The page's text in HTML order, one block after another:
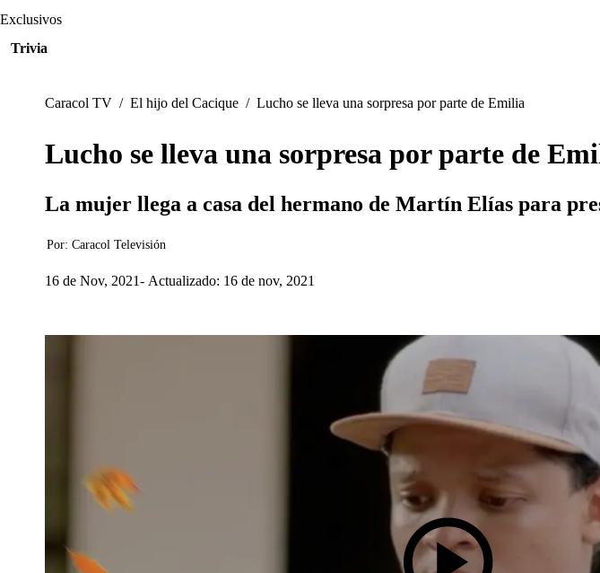
Exclusivos
Trivia
Caracol TV / El hijo del Cacique / Lucho se lleva una sorpresa por parte de Emilia
Lucho se lleva una sorpresa por parte de
La mujer llega a casa del hermano de Martín Elías para
Por: Caracol Televisión
16 de Nov, 2021 Actualizado: 16 de nov, 2021